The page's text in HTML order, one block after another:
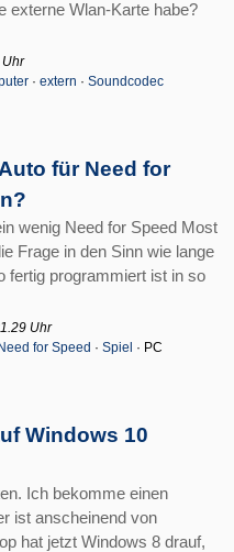
externe Wlan-Karte habe?
· extern · Soundcodec
für Need for
wenig Need for Speed Most
Frage in den Sinn wie lange
fertig programmiert ist in so
Uhr
Need for Speed · Spiel · PC
Windows 10
Ich bekomme einen
ist anscheinend von
hat jetzt Windows 8 drauf,